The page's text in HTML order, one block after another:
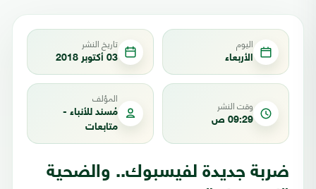
اليوم
الأربعاء
تاريخ النشر
03 أكتوبر 2018
وقت النشر
09:29 ص
المؤلف
مُسند للأنباء -
متابعات
ضربة جديدة لفيسبوك.. والضحية